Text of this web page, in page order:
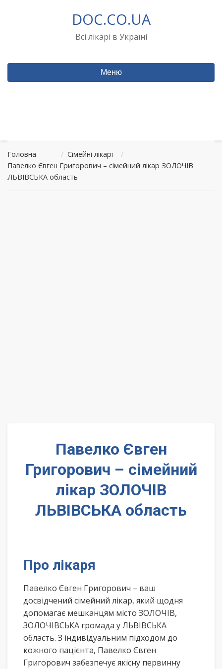
DOC.CO.UA
Всі лікарі в Україні
Меню
Головна / Сімейні лікарі
/
Павелко Євген Григорович – сімейний лікар ЗОЛОЧІВ
ЛЬВІВСЬКА область
Павелко Євген
Григорович – сімейний
лікар ЗОЛОЧІВ
ЛЬВІВСЬКА область
Про лікаря
Павелко Євген Григорович – ваш
досвідчений сімейний лікар, який щодня
допомагає мешканцям місто ЗОЛОЧІВ,
ЗОЛОЧІВСЬКА громада у ЛЬВІВСЬКА
область. З індивідуальним підходом до
кожного пацієнта, Павелко Євген
Григорович забезпечує якісну первинну